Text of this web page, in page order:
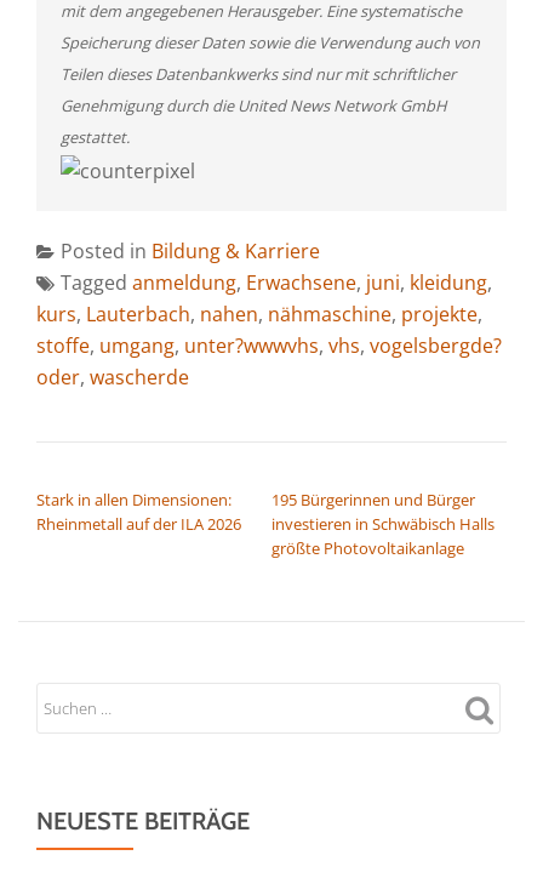
mit dem angegebenen Herausgeber. Eine systematische
Speicherung dieser Daten sowie die Verwendung auch von
Teilen dieses Datenbankwerks sind nur mit schriftlicher
Genehmigung durch die United News Network GmbH
gestattet.
Posted in Bildung & Karriere
Tagged anmeldung, Erwachsene, juni, kleidung,
kurs, Lauterbach, nahen, nähmaschine, projekte,
stoffe, umgang, unter?wwwvhs, vhs, vogelsbergde?
oder, wascherde
Stark in allen Dimensionen:
Rheinmetall auf der ILA 2026
195 Bürgerinnen und Bürger
investieren in Schwäbisch Halls
größte Photovoltaikanlage
NEUESTE BEITRÄGE